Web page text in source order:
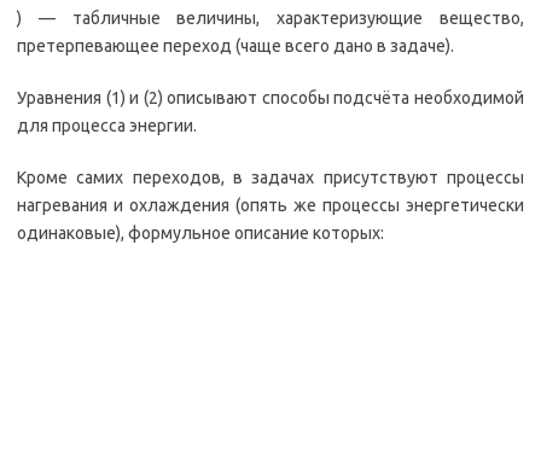
) — табличные величины, характеризующие вещество,
претерпевающее переход (чаще всего дано в задаче).
Уравнения (1) и (2) описывают способы подсчёта необходимой
для процесса энергии.
Кроме самих переходов, в задачах присутствуют процессы
нагревания и охлаждения (опять же процессы энергетически
одинаковые), формульное описание которых: